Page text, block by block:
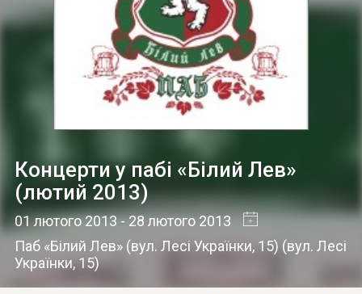
Концерти у пабі «Білий Лев»
(лютий 2013)
01 лютого 2013- 28 лютого 2013
Паб «Білий Лев» (вул. Лесі Українки, 15) (вул. Лесі
Українки, 15)